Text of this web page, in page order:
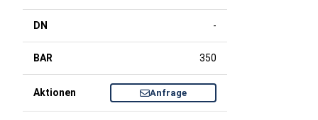
-
350
Anfrage